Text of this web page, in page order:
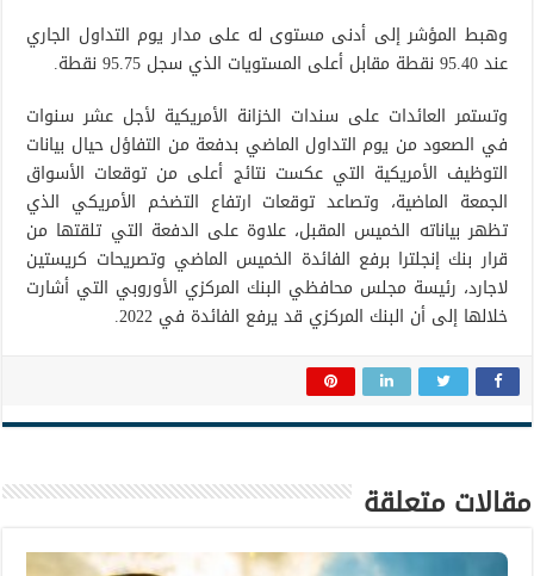
وهبط المؤشر إلى أدنى مستوى له على مدار يوم التداول الجاري
عند 95.40 نقطة مقابل أعلى المستويات الذي سجل 95.75 نقطة.
وتستمر العائدات على سندات الخزانة الأمريكية لأجل عشر سنوات
في الصعود من يوم التداول الماضي بدفعة من التفاؤل حيال بيانات
التوظيف الأمريكية التي عكست نتائج أعلى من توقعات الأسواق
الجمعة الماضية، وتصاعد توقعات ارتفاع التضخم الأمريكي الذي
تظهر بياناته الخميس المقبل، علاوة على الدفعة التي تلقتها من
قرار بنك إنجلترا برفع الفائدة الخميس الماضي وتصريحات كريستين
لاجارد، رئيسة مجلس محافظي البنك المركزي الأوروبي التي أشارت
خلالها إلى أن البنك المركزي قد يرفع الفائدة في 2022.
مقالات متعلقة